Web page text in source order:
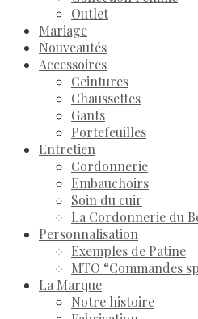
Outlet
Mariage
Nouveautés
Accessoires
Ceintures
Chaussettes
Gants
Portefeuilles
Entretien
Cordonnerie
Embauchoirs
Soin du cuir
La Cordonnerie du
Personnalisation
Exemples de Patine
MTO “Commandes
La Marque
Notre histoire